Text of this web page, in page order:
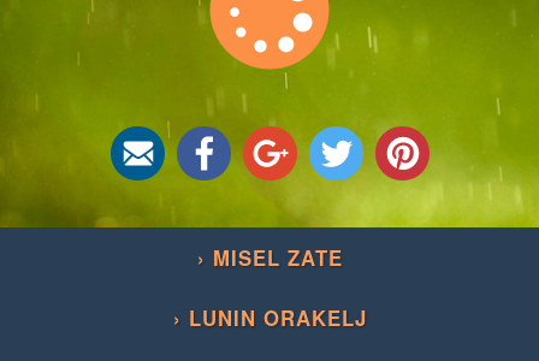
› MISEL ZATE
› LUNIN ORAKELJ